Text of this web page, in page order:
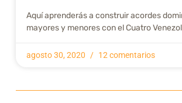
Aquí aprenderás a construir acordes
mayores y menores con el Cuatro
agosto 30, 2020 12 comentarios